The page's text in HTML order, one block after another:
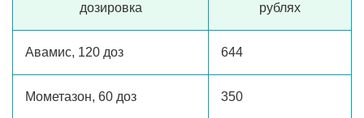
дозировка
рублях
Авамис, 120 доз 644
Мометазон, 60 доз 350